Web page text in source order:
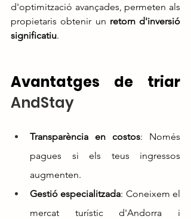
d'optimització avançades, permeten als
propietaris obtenir un retorn d'inversió
significatiu.
AndStay
Transparència en costos: Només
pagues si els teus ingressos
augmenten.
Gestió especialitzada: Coneixem el
mercat turístic d'Andorra i